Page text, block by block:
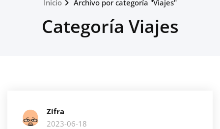
Inicio Archivo por categoría "Viajes"
Categoría Viajes
Zifra
2023-06-18